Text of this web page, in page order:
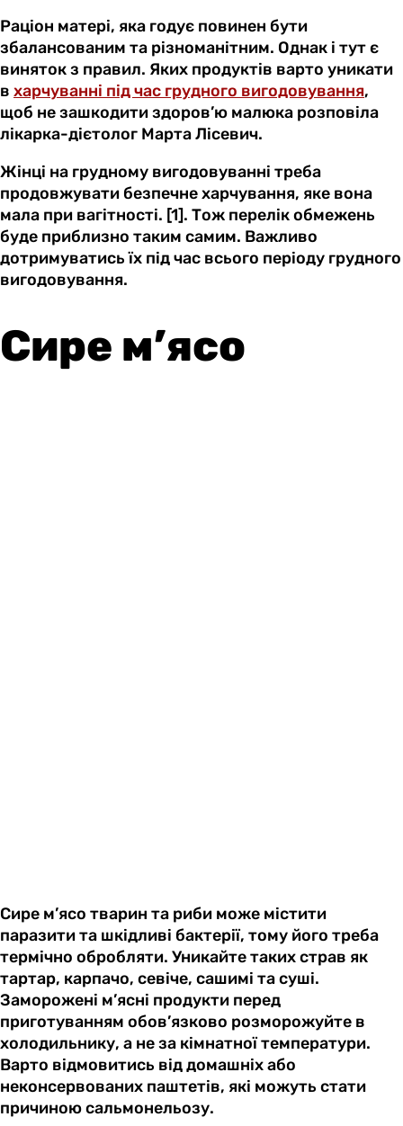
Раціон матері, яка годує повинен бути
збалансованим та різноманітним. Однак і тут є
виняток з правил. Яких продуктів варто уникати
в харчуванні під час грудного вигодовування,
щоб не зашкодити здоров’ю малюка розповіла
лікарка-дієтолог Марта Лісевич.
Жінці на грудному вигодовуванні треба
продовжувати безпечне харчування, яке вона
мала при вагітності. [1]. Тож перелік обмежень
буде приблизно таким самим. Важливо
дотримуватись їх під час всього періоду грудного
вигодовування.
Сире м’ясо
Сире м’ясо тварин та риби може містити
паразити та шкідливі бактерії, тому його треба
термічно обробляти. Уникайте таких страв як
тартар, карпачо, севіче, сашимі та суші.
Заморожені м’ясні продукти перед
приготуванням обов’язково розморожуйте в
холодильнику, а не за кімнатної температури.
Варто відмовитись від домашніх або
неконсервованих паштетів, які можуть стати
причиною сальмонельозу.